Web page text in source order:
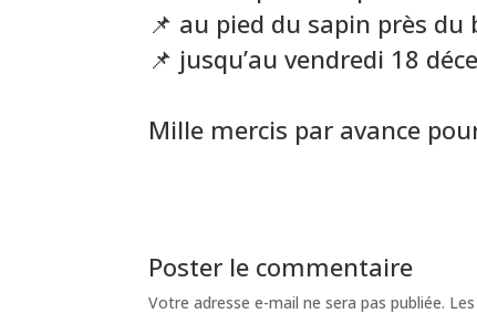
📌 au pied du sapin près
📌 jusqu’au vendredi 18
Mille mercis par avance
Poster le commentaire
Votre adresse e-mail ne sera pas publiée.